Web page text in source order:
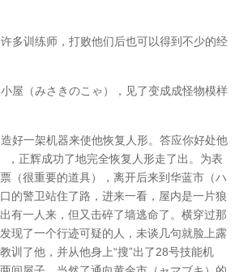
多训练师，打败他们后也可以得到不少的经
屋（みさきのこゃ），见了变成成怪物模样
好一架机器来使他恢复人形。答应你好处他
，正辉成功了地完全恢复人形走了出。为表
（很重要的道具），离开后来到华蓝市（ハ
的警卫站住了路，进来一看，屋内是一片狼
有一人来，但又击碎了墙逃命了。横穿过那
现了一个行迹可疑的人，未谈几句就脸上露
训了他，并从他身上“搜”出了28号技能机